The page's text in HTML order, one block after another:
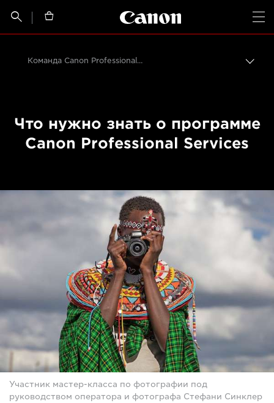
 
Canon Logo, back
События для фотографов
Visa pour l'image 2021
Команда Canon Professional Services (CPS) помогает фотографам оставаться в строю
Что нужно знать о программе
Canon Professional Services
Участник мастер-класса по фотографии под
руководством оператора и фотографа Стефани Синклер